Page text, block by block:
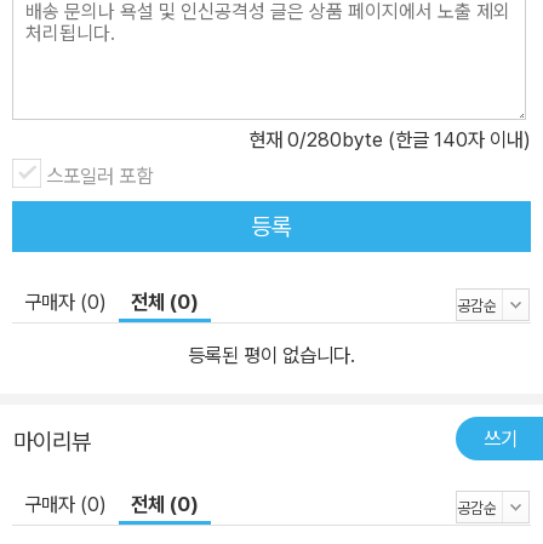
현재 0/280byte (한글 140자 이내)
스포일러 포함
등록
구매자 (0) 전체 (0)
등록된 평이 없습니다.
마이리뷰 쓰기
구매자 (0) 전체 (0)